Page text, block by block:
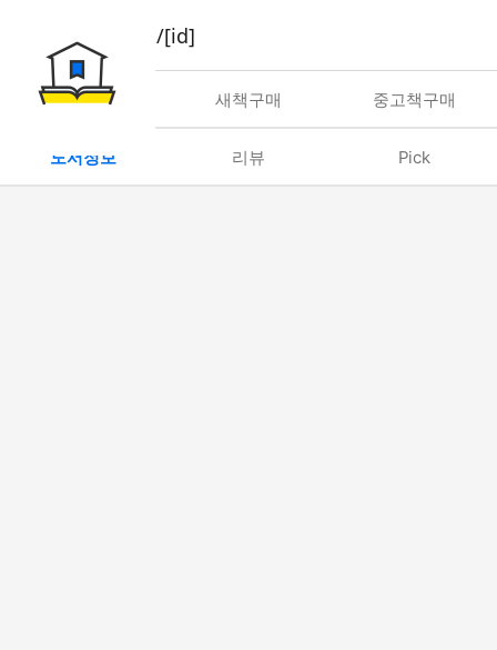
book/rent/[id]
대여 새책구매 중고책구매
도서정보 리뷰 Pick